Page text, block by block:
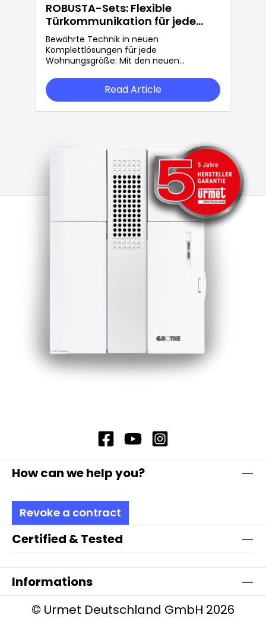
ROBUSTA-Sets: Flexible
Türkommunikation für jede
Anforderung
Bewährte Technik in neuen
Komplettlösungen für jede
Wohnungsgröße: Mit den neuen
Flexibilität in der Türkommunikation.
Read Article
How can we help you?
Revoke a contract
Certified & Tested
Informations
© Urmet Deutschland GmbH 2026